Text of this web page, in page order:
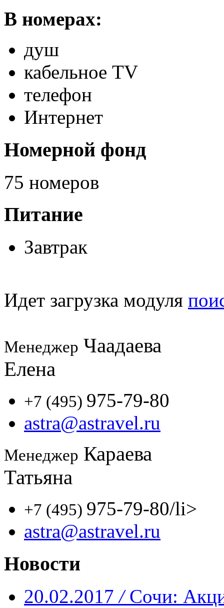
В номерах:
душ
кабельное TV
телефон
Интернет
Номерной фонд
75 номеров
Питание
Завтрак
Идет загрузка модуля
Менеджер Чаадаева
Елена
+7 (495) 975-79-80
astra@astravel.ru
Менеджер Караева
Татьяна
+7 (495) 975-79-80/li>
astra@astravel.ru
Новости
20.02.2017 / Сочи: